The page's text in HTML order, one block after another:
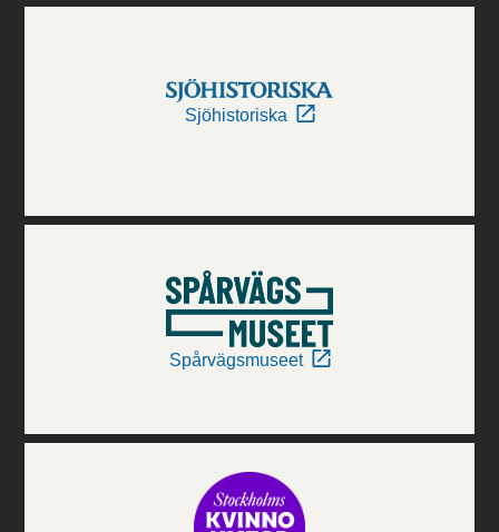
Sjöhistoriska
Spårvägsmuseet